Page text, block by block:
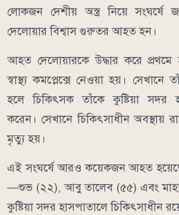
লোকজন দেশীয় অস্ত্র নিয়ে সংঘর্ষে
দেলোয়ার বিশ্বাস গুরুতর আহত হন।
আহত দেলোয়ারকে উদ্ধার করে প্রথমে
স্বাস্থ্য কমপ্লেক্সে নেওয়া হয়। সেখানে
হলে চিকিৎসক তাঁকে কুষ্টিয়া সদর
করেন। সেখানে চিকিৎসাধীন অবস্থায়
মৃত্যু হয়।
এই সংঘর্ষে আরও কয়েকজন আহত
—শুভ (২২), আবু তালেব (৫৫) এবং
কুষ্টিয়া সদর হাসপাতালে চিকিৎসাধীন